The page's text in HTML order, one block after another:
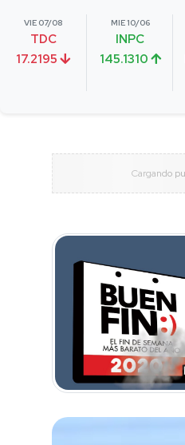
VIE 07/08
TDC
17.2195
MIE 10/06
INPC
145.1310